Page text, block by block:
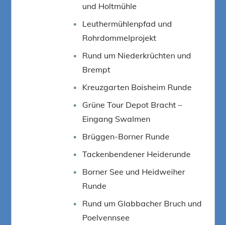
und Holtmühle
Leuthermühlenpfad und
Rohrdommelprojekt
Rund um Niederkrüchten und
Brempt
Kreuzgarten Boisheim Runde
Grüne Tour Depot Bracht –
Eingang Swalmen
Brüggen-Borner Runde
Tackenbendener Heiderunde
Borner See und Heidweiher
Runde
Rund um Glabbacher Bruch und
Poelvennsee